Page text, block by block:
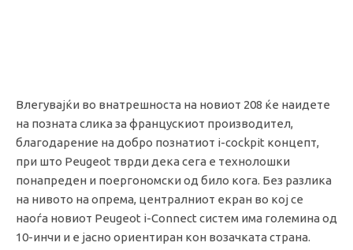
Влегувајќи во внатрешноста на новиот 208 ќе наидете
на позната слика за францускиот производител,
благодарение на добро познатиот i-cockpit концепт,
при што Peugeot тврди дека сега е технолошки
понапреден и поергономски од било кога. Без разлика
на нивото на опрема, централниот екран во кој се
наоѓа новиот Peugeot i-Connect систем има големина од
10-инчи и е јасно ориентиран кон возачката страна.